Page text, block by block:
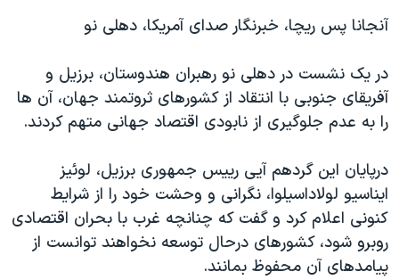
به
جستجو
ویدیوها
فرهنگ و زندگی
حقوق شهروندی
اقتصادی
علم و فناوری
اسرائیل در جنگ
گالری عکس
بایگانی برنامه‌های تلویزیونی
مستندها
انتخابات ریاست جمهوری آمریکا ۲۰۲۴
حمله جمهوری اسلامی به اسرائیل
رمز مهسا
ورزش زنان در ایران
اعتراضات زن، زندگی، آزادی
دنبال کنید
زبانهای مختلف
آنجانا پس ریچا، خبرنگار صدای آمریکا، دهلی نو
در یک نشست در دهلی نو رهبران هندوستان، برزیل و
آفریقای جنوبی با انتقاد از کشورهای ثروتمند جهان، آن ها
را به عدم جلوگیری از نابودی اقتصاد جهانی متهم کردند.
درپایان این گردهم آیی رییس جمهوری برزیل، لوئیز
ایناسیو لولاداسیلوا، نگرانی و وحشت خود را از شرایط
کنونی اعلام کرد و گفت که چنانچه غرب با بحران اقتصادی
روبرو شود، کشورهای درحال توسعه نخواهند توانست از
پیامدهای آن محفوظ بمانند.